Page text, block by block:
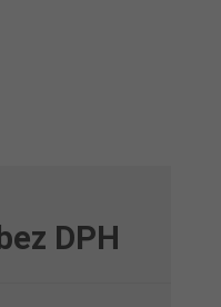
bez DPH